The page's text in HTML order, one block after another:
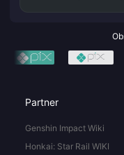
Partner
Genshin Impact Wiki
Honkai: Star Rail WIKI